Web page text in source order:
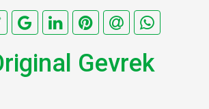
Gevrek